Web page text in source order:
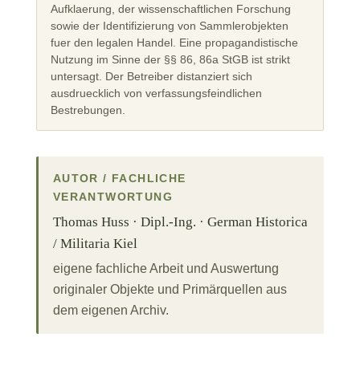
Aufklaerung, der wissenschaftlichen Forschung
sowie der Identifizierung von Sammlerobjekten
fuer den legalen Handel. Eine propagandistische
Nutzung im Sinne der §§ 86, 86a StGB ist strikt
untersagt. Der Betreiber distanziert sich
ausdruecklich von verfassungsfeindlichen
Bestrebungen.
AUTOR / FACHLICHE
VERANTWORTUNG
Thomas Huss · Dipl.-Ing. · German Historica
/ Militaria Kiel
eigene fachliche Arbeit und Auswertung
originaler Objekte und Primärquellen aus
dem eigenen Archiv.